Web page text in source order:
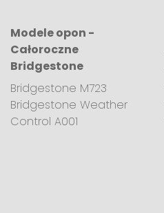
Modele opon -
Całoroczne
Bridgestone
Bridgestone M723
Bridgestone Weather
Control A001